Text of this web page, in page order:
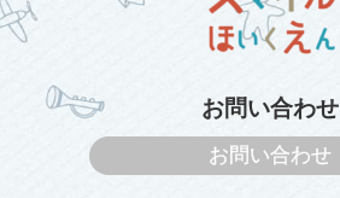
お問い合わせ
お問い合わせ